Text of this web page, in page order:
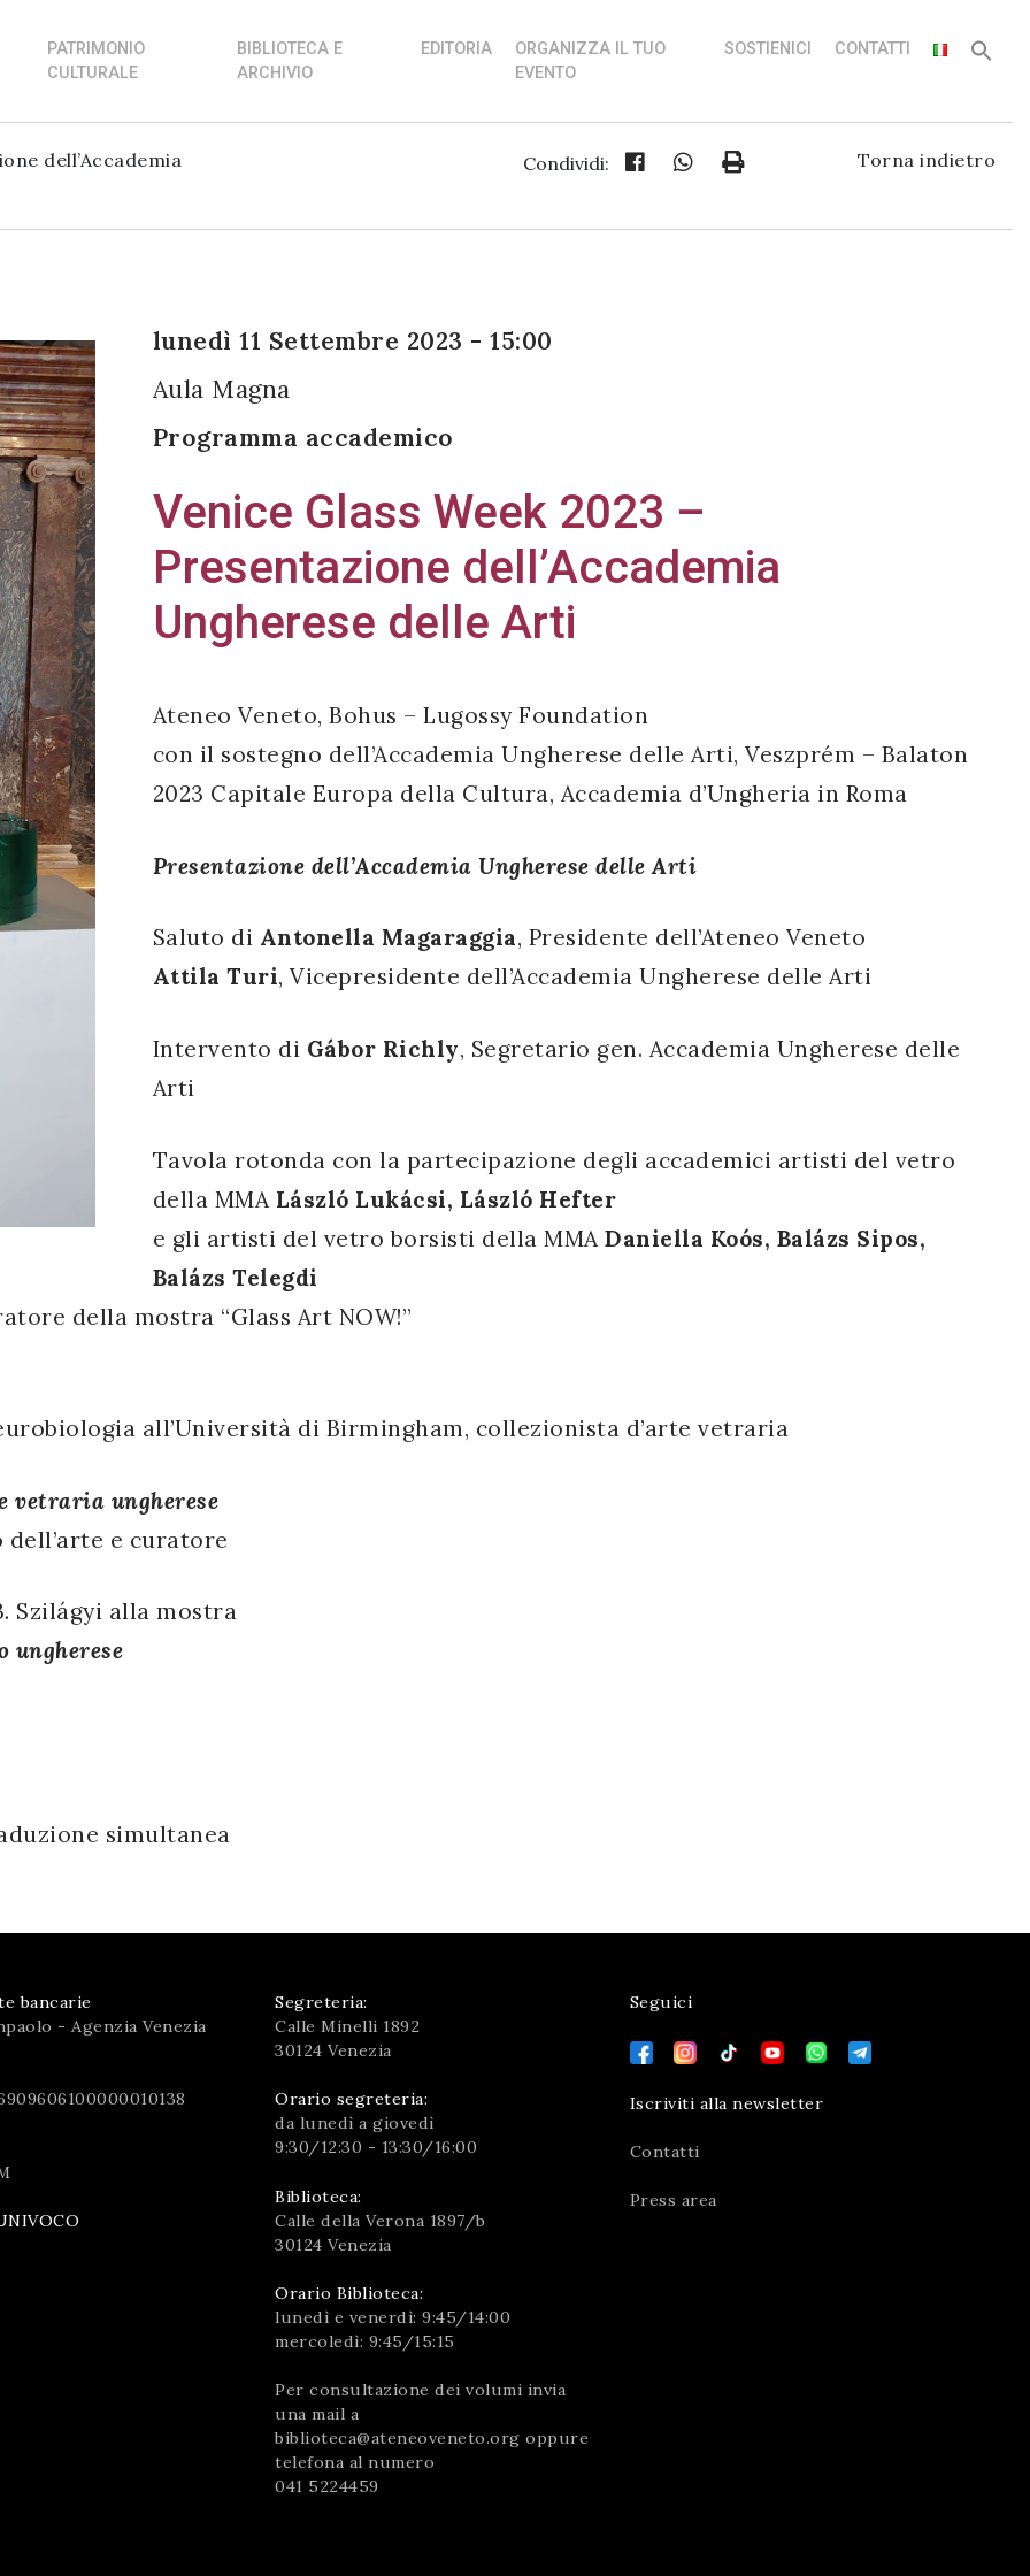
PATRIMONIO
CULTURALE
BIBLIOTECA E
ARCHIVIO
EDITORIA
ORGANIZZA IL TUO
EVENTO
SOSTIENICI CONTATTI
dell’Accademia
Condividi: Torna indietro
lunedì 11 Settembre 2023 - 15:00
Aula Magna
Programma accademico
Venice Glass Week 2023 –
Presentazione dell’Accademia
Ungherese delle Arti
Ateneo Veneto, Bohus – Lugossy Foundation
con il sostegno dell’Accademia Ungherese delle Arti, Veszprém – Balaton
2023 Capitale Europa della Cultura, Accademia d’Ungheria in Roma
Presentazione dell’Accademia Ungherese delle Arti
Saluto di Antonella Magaraggia, Presidente dell’Ateneo Veneto
Attila Turi, Vicepresidente dell’Accademia Ungherese delle Arti
Intervento di Gábor Richly, Segretario gen. Accademia Ungherese delle
Arti
Tavola rotonda con la partecipazione degli accademici artisti del vetro
della MMA László Lukácsi, László Hefter
e gli artisti del vetro borsisti della MMADaniella Koós, Balázs Sipos,
Balázs Telegdi
della mostra “Glass Art NOW!”
all’Università di Birmingham, collezionista d’arte vetraria
vetraria ungherese
dell’arte e curatore
Szilágyi alla mostra
simultanea
bancarie
- Agenzia Venezia
Segreteria:
Calle Minelli 1892
30124 Venezia
Orario segreteria:
da lunedì a giovedì
9:30/12:30 - 13:30/16:00
Biblioteca:
Calle della Verona 1897/b
30124 Venezia
Orario Biblioteca:
lunedì e venerdì: 9:45/14:00
mercoledì: 9:45/15:15
Per consultazione dei volumi invia
una mail a
biblioteca@ateneoveneto.org oppure
telefona al numero
041 5224459
Seguici
Iscriviti alla newsletter
Contatti
Press area